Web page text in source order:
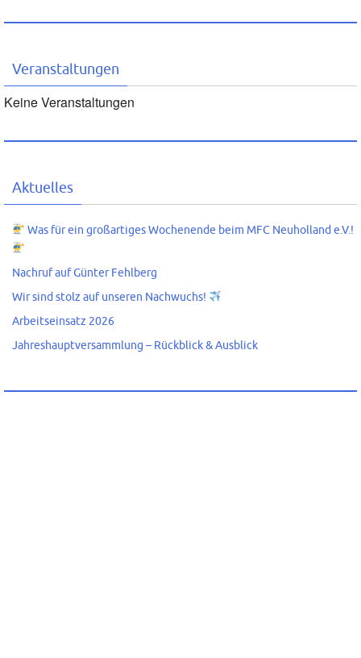
Veranstaltungen
Keine Veranstaltungen
Aktuelles
Was für ein großartiges Wochenende beim MFC Neuholland e.V.!
Nachruf auf Günter Fehlberg
Wir sind stolz auf unseren Nachwuchs!
Arbeitseinsatz 2026
Jahreshauptversammlung – Rückblick & Ausblick